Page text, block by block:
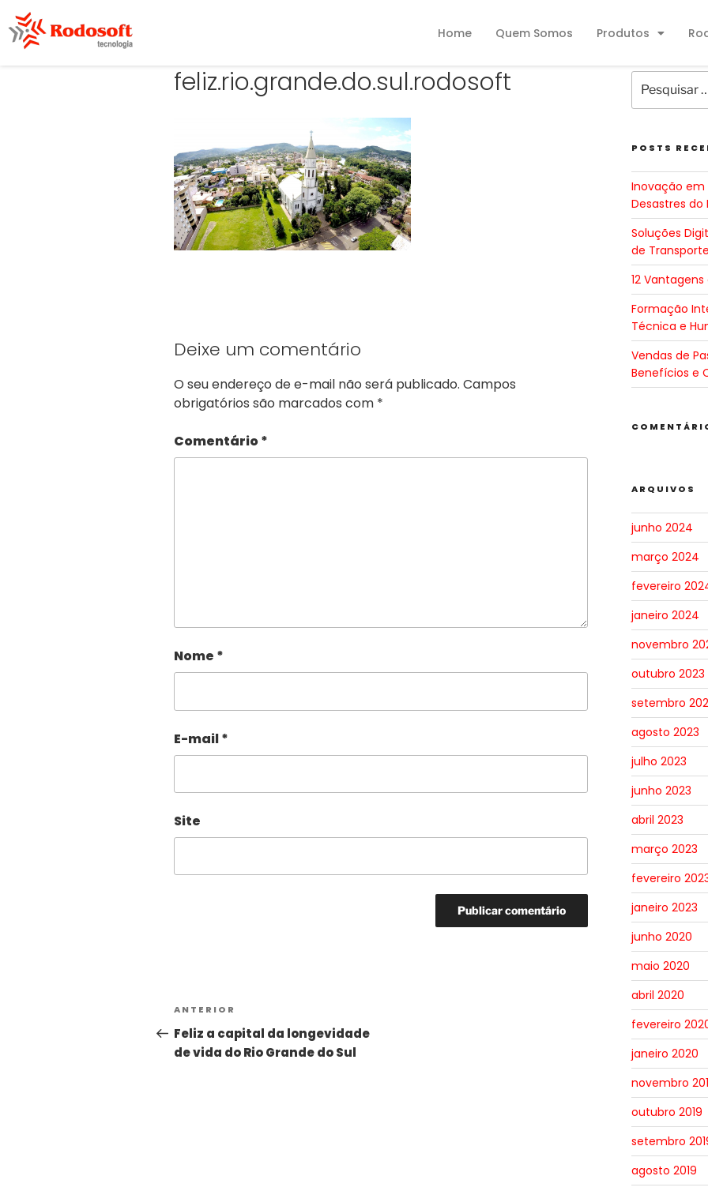
Home Quem Somos Produtos
feliz.rio.grande.do.sul.rodosoft
Deixe um comentário
O seu endereço de e-mail não será publicado. Campos
obrigatórios são marcados com *
Comentário*
Nome *
E-mail*
Site
ANTERIOR
Feliz a capital da longevidade
de vida do Rio Grande do Sul
POSTS
Inovação em
Desastres do
Soluções
de
12
Formação
Técnica e
Vendas de
Benefícios e
ARQUIVOS
junho 2024
março 2024
fevereiro
janeiro 2024
novembro
outubro 2023
setembro
agosto 2023
julho 2023
junho 2023
abril 2023
março 2023
fevereiro
janeiro 2023
junho 2020
maio 2020
abril 2020
fevereiro
janeiro 2020
novembro
outubro 2019
setembro
agosto 2019